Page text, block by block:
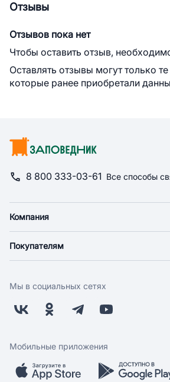
Отзывы
Отзывов пока нет
Чтобы оставить отзыв,
Оставлять отзывы могут только
которые ранее приобретали
8 800 333-03-61 Все способы
Компания
Новости
Поставщикам
Заводчикам
Обратная связь
Покупателям
Оплата
Бонусная программа
Скидки и акции
Мобильное приложение
Мы в социальных сетях
Мобильные приложения